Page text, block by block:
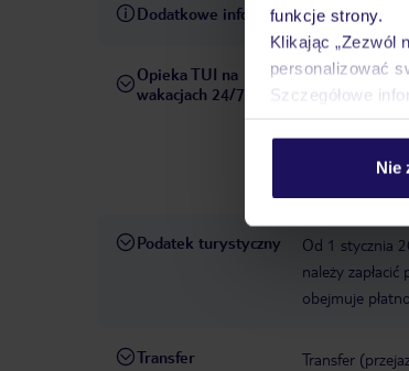
funkcje strony.
Klikając „Zezwól
personalizować
Szczegółowe
Nie
Dodatkowe informacje Mercure Ponta
Opieka TUI na
wakacjach 24/7
W
również
Państwa
Podatek turystyczny
Od 1 stycznia
należy
obejmuje
Transfer
Transfer